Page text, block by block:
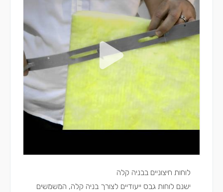
לוחות חיצוניים בבניה קלה
ישנם לוחות גבס ייעודיים לצורך בניה קלה, המשמשים